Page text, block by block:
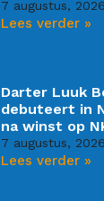
7 augustus, 2026
Lees verder »
Darter Luuk
debuteert in
na winst op
7 augustus, 2026
Lees verder »